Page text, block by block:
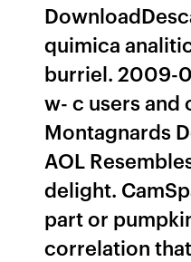
quimica
burriel. 2009-
w- c users and
Montagnards
AOL
delight.
part or
correlation